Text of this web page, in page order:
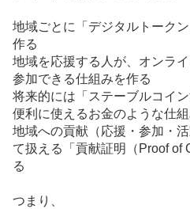
地域ごとに「デジタルトーク
作る
地域を応援する人が、オンラ
参加できる仕組みを作る
将来的には「 ステーブルコイン
便利に使えるお金のような仕
地域への貢献（応援・参加・
て扱える「貢献証明（Proof of
る
つまり、